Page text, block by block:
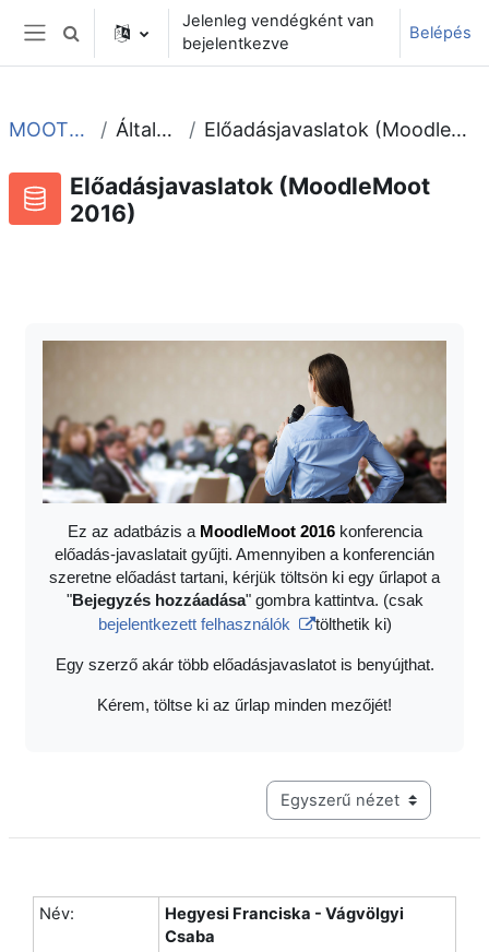
Tovább a fő tartalomhoz
Oldalpanel
Keresési bemeneti adatok váltása
Jelenleg vendégként van
bejelentkezve
Belépés
MOOT2016 Általános Előadásjavaslatok (MoodleMoot 2016)
Előadásjavaslatok (MoodleMoot
2016)
Ez az adatbázis a MoodleMoot 2016konferencia
előadás-javaslatait gyűjti. Amennyiben a konferencián
szeretne előadást tartani, kérjük töltsön ki egy űrlapot a
"Bejegyzés hozzáadása" gombra kattintva. (csak
bejelentkezett felhasználók
tölthetik ki)
Egy szerző akár több előadásjavaslatot is benyújthat.
Kérem, töltse ki az űrlap minden mezőjét!
Harmadik szintű navigáció
Név:
Hegyesi Franciska - Vágvölgyi
Csaba